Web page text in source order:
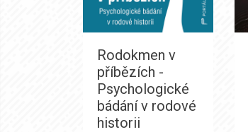
Rodokmen v
příbězích -
Psychologické
bádání v rodové
historii